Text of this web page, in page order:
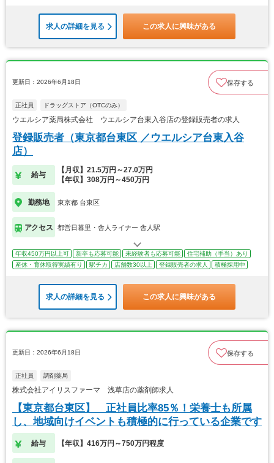
求人の詳細を見る この求人に興味がある
更新日：2026年6月18日 保存する
正社員 ドラッグストア（OTCのみ）
ウエルシア薬局株式会社 ウエルシア台東入谷店の登録販売者の求人
登録販売者（東京都台東区 ／ウエルシア台東入谷
店）
給与
【月収】21.5万円～27.0万円
【年収】308万円～450万円
勤務地 東京都 台東区
アクセス 都営日暮里・舎人ライナー 舎人駅
年収450万円以上可 新卒も応募可能 未経験者も応募可能
住宅補助（手当）あり
産休・育休取得実績有り
駅チカ 店舗数30以上 登録販売者の求人 積極採用中
求人の詳細を見る この求人に興味がある
更新日：2026年6月18日 保存する
正社員 調剤薬局
株式会社アイリスファーマ 浅草店の薬剤師求人
【東京都台東区】 正社員比率85％！栄養士も所属
し、地域向けイベントも積極的に行っている企業です
給与 【年収】416万円～750万円程度